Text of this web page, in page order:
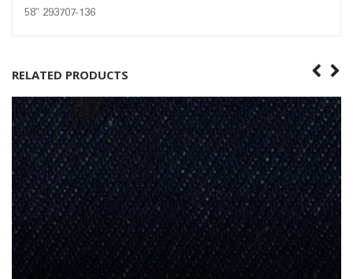
58″ 293707-136
RELATED PRODUCTS